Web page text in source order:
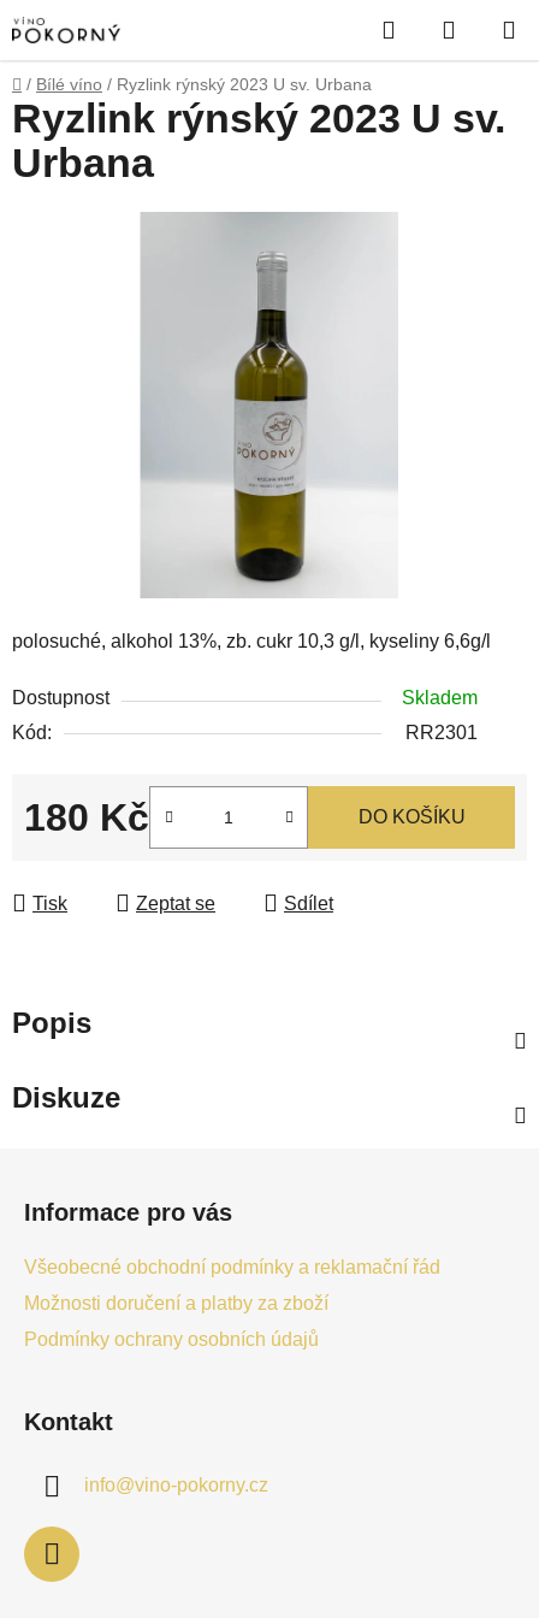
na
obsah
Hledat
KOŠÍK
Domů
/ Bílé víno / Ryzlink rýnský 2023 U sv. Urbana
polosuché, alkohol 13%, zb. cukr 10,3 g/l, kyseliny 6,6g/l
Dostupnost
Skladem
Kód:
RR2301
180 Kč DO KOŠÍKU
Tisk Zeptat se Sdílet
Ryzlink rýnský 2023 U sv.
Urbana
Popis
Diskuze
Informace pro vás
Všeobecné obchodní podmínky a reklamační řád
Možnosti doručení a platby za zboží
Podmínky ochrany osobních údajů
Kontakt
info@vino-pokorny.cz